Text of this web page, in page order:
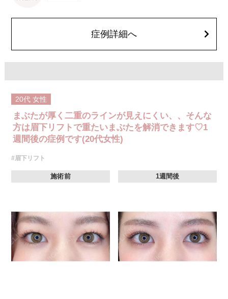
費用：437,800円(税込)〜932,800円(税込)
オプション：笑気麻酔 3,300円(税込)
症例詳細へ
20代 女性
まぶたが厚く二重のラインが見えにくい、、そんな
方は眉下リフトで重たいまぶたを解消できます♡1
週間後の症例です(20代女性)
#眉下リフト
施術前 1週間後